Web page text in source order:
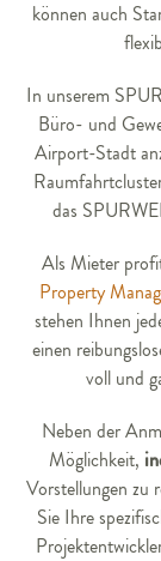
können auch
In unserem
Büro- und
Airport-Stadt
das
Als Mieter
Property
stehen Ihnen
einen
voll und
Neben der
Möglichkeit,
Vorstellungen zu
Sie Ihre